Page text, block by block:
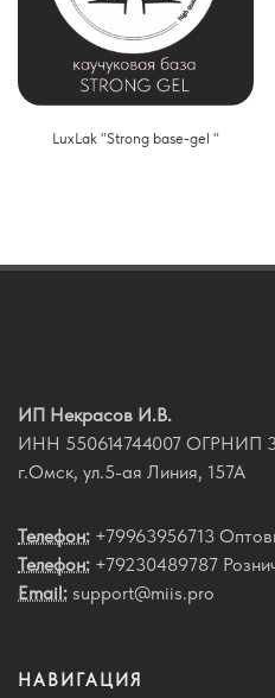
LuxLak "Strong base-gel "
ИП Некрасов И.В.
ИНН 550614744007 ОГРНИП
г.Омск, ул.5-ая Линия, 157А
Телефон: +79963956713
Телефон: +79230489787
Email: support@miis.pro
НАВИГАЦИЯ